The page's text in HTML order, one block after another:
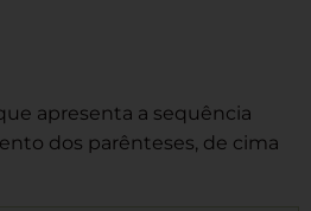
apresenta a sequência
dos parênteses, de cima